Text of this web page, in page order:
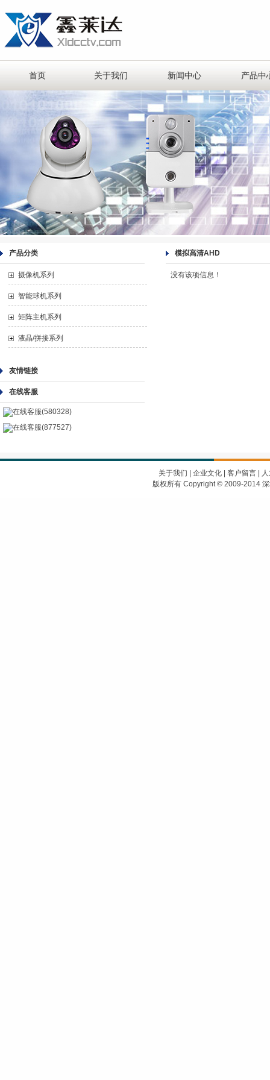
首页 关于我们 新闻中心 产品中
产品分类
摄像机系列
智能球机系列
矩阵主机系列
液晶/拼接系列
友情链接
在线客服
在线客服(580328)
在线客服(877527)
模拟高清AHD
没有该项信息！
关于我们 企业文化 客户留言
版权所有 Copyright © 2009-2014